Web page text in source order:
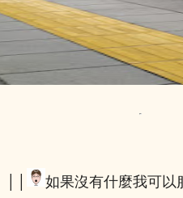
如果沒有什麼我可以